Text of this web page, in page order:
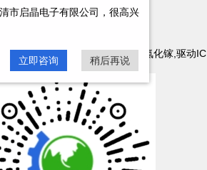
微电子有限公司
二极管,三极管,MOSFET,可控硅,氮化镓,驱动IC
市启晶电子有限公司，很高兴
立即咨询 稍后再说